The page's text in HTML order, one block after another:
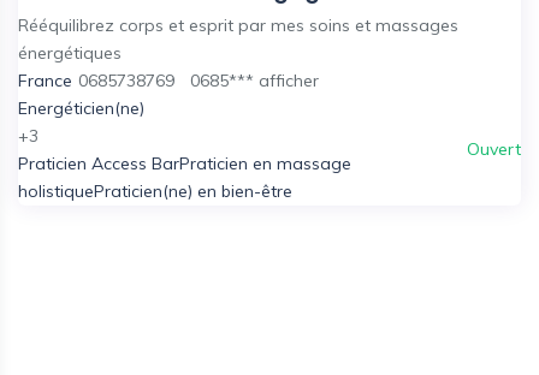
Rééquilibrez corps et esprit par mes soins et massages
énergétiques
France 0685738769 0685*** afficher
Energéticien(ne)
+3
Praticien Access BarPraticien en massage
holistiquePraticien(ne) en bien-être
Ouvert